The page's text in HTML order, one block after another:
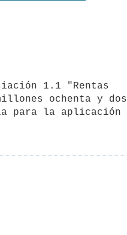
ochenta y dos
para la aplicación